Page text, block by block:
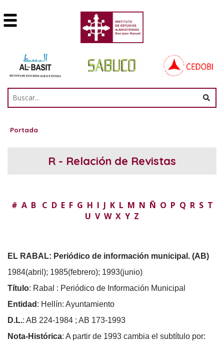
Portada
R - Relación de Revistas
# A B C D E F G H I J K L M N Ñ O P Q R S T
U V W X Y Z
EL RABAL: Periódico de información municipal. (AB)
1984(abril); 1985(febrero); 1993(junio)
Título: Rabal : Periódico de Información Municipal
Entidad : Hellín: Ayuntamiento
D.L.: AB 224-1984 ; AB 173-1993
Nota-Histórica: A partir de 1993 cambia el subtítulo por: